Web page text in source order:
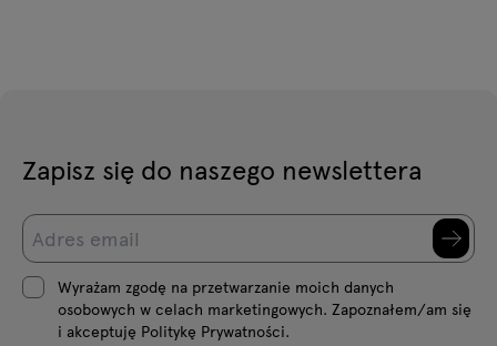
Zapisz się do naszego newslettera
Wyrażam zgodę na przetwarzanie moich danych
osobowych w celach marketingowych. Zapoznałem/am się
i akceptuję Politykę Prywatności.